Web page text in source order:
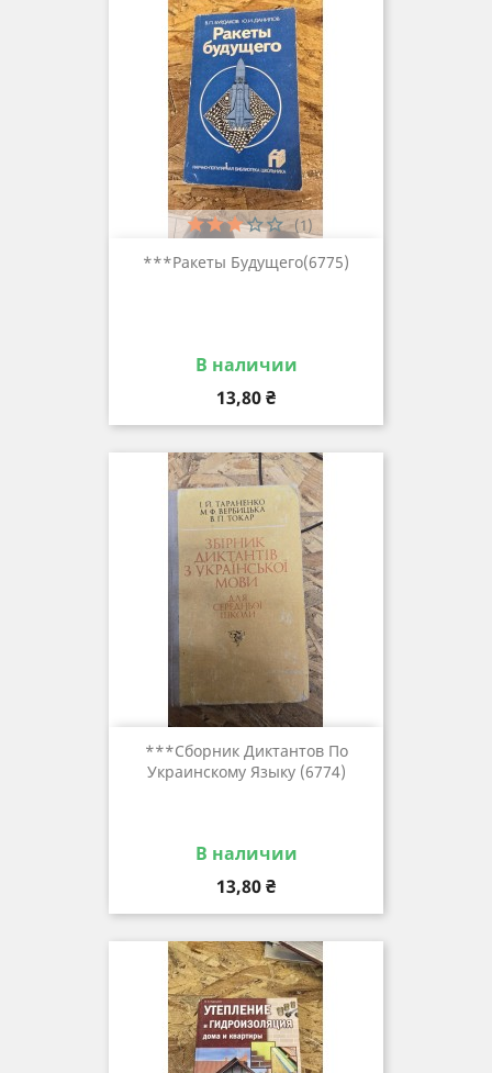
***ракеты Будущего(6775)
В наличии
Цена
13,80 ₴
(1)
***Сборник Диктантов По
Украинскому Языку (6774)
В наличии
Цена
13,80 ₴